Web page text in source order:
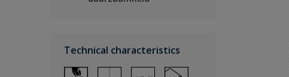
Technical characteristics